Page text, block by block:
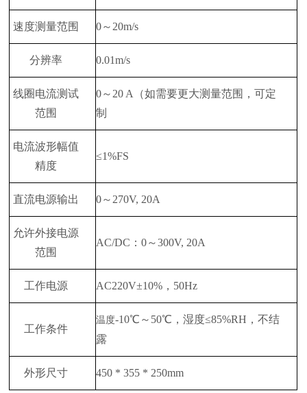
速度测量范围 0～20m/s
分辨率 0.01m/s
线圈电流测试
范围
0～20 A（如需要更大测量范围，可定
制
电流波形幅值
精度
≤1%FS
直流电源输出 0～270V, 20A
允许外接电源
范围
AC/DC：0～300V, 20A
工作电源 AC220V±10%，50Hz
工作条件
温度-10℃～50℃，湿度≤85%RH，不结
露
外形尺寸 450 * 355 * 250mm